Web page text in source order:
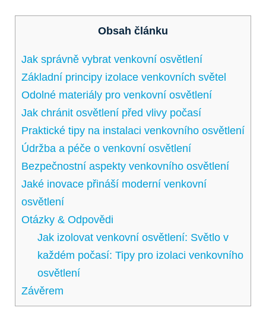
Obsah článku
Jak​ správně vybrat venkovní ⁢osvětlení
Základní principy izolace venkovních světel
Odolné materiály pro venkovní⁢ osvětlení
Jak chránit osvětlení ⁤před ⁣vlivy počasí
Praktické tipy na instalaci venkovního osvětlení
Údržba⁢ a péče o ‍venkovní osvětlení
Bezpečnostní​ aspekty venkovního osvětlení
Jaké inovace přináší ⁣moderní venkovní
osvětlení
Otázky & Odpovědi
Jak izolovat ​venkovní osvětlení: Světlo v
každém⁢ počasí: Tipy pro izolaci venkovního
osvětlení
Závěrem